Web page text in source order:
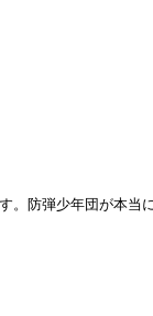
。防弾少年団が本当